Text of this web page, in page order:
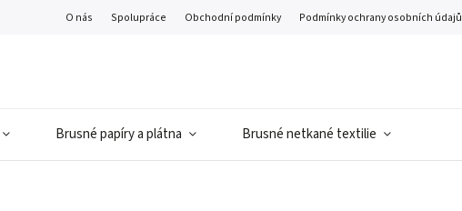
O nás Spolupráce Obchodní podmínky Podmínky ochrany osobních údajů
Brusné papíry a plátna Brusné netkané textilie